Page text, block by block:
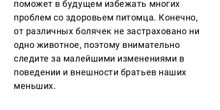
поможет в будущем избежать многих
проблем со здоровьем питомца. Конечно,
от различных болячек не застраховано ни
одно животное, поэтому внимательно
следите за малейшими изменениями в
поведении и внешности братьев наших
меньших.